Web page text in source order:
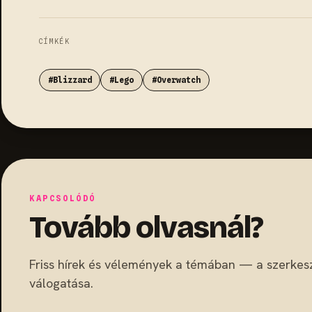
CÍMKÉK
#Blizzard #Lego #Overwatch
KAPCSOLÓDÓ
Tovább olvasnál?
Friss hírek és vélemények a témában — a
válogatása.